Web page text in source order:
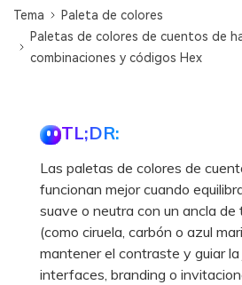
Tema
Paleta de colores
Paletas de colores de cuentos de
combinaciones y códigos Hex
TL;DR:
Las paletas de colores de
funcionan mejor cuando
suave o neutra con un ancla de
(como ciruela, carbón o azul
mantener el contraste y guiar la
interfaces, branding o